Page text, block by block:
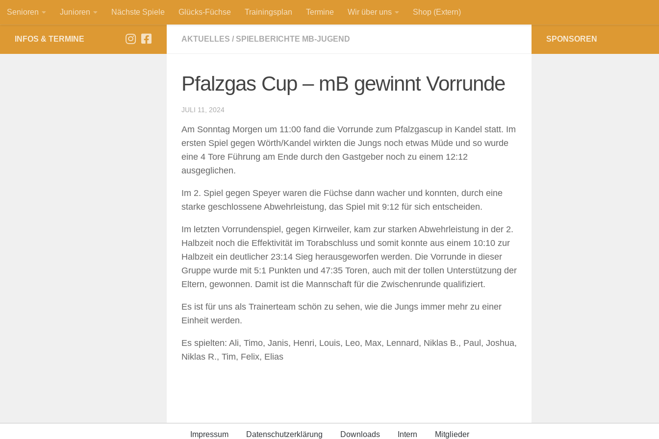
Zum Inhalt springen
Senioren Junioren Nächste Spiele Glücks-Füchse Trainingsplan Termine Wir über uns Shop (Extern)
AKTUELLES / SPIELBERICHTE MB-JUGEND
Pfalzgas Cup – mB gewinnt Vorrunde
JULI 11, 2024
Am Sonntag Morgen um 11:00 fand die Vorrunde zum Pfalzgascup in Kandel statt. Im
ersten Spiel gegen Wörth/Kandel wirkten die Jungs noch etwas Müde und so wurde
eine 4 Tore Führung am Ende durch den Gastgeber noch zu einem 12:12
ausgeglichen.
Im 2. Spiel gegen Speyer waren die Füchse dann wacher und konnten, durch eine
starke geschlossene Abwehrleistung, das Spiel mit 9:12 für sich entscheiden.
Im letzten Vorrundenspiel, gegen Kirrweiler, kam zur starken Abwehrleistung in der 2.
Halbzeit noch die Effektivität im Torabschluss und somit konnte aus einem 10:10 zur
Halbzeit ein deutlicher 23:14 Sieg herausgeworfen werden. Die Vorrunde in dieser
Gruppe wurde mit 5:1 Punkten und 47:35 Toren, auch mit der tollen Unterstützung der
Eltern, gewonnen. Damit ist die Mannschaft für die Zwischenrunde qualifiziert.
Es ist für uns als Trainerteam schön zu sehen, wie die Jungs immer mehr zu einer
Einheit werden.
Es spielten: Ali, Timo, Janis, Henri, Louis, Leo, Max, Lennard, Niklas B., Paul, Joshua,
Niklas R., Tim, Felix, Elias
INFOS & TERMINE SPONSOREN
Impressum Datenschutz­erklärung Downloads Intern Mitglieder